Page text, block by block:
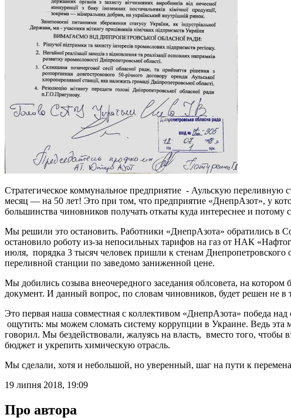
Стратегическое коммунальное предприятие - Аульскую переливную
месяц — на 50 лет! Это при том, что предприятие «ДнепрАзот», у
большинства чиновников получать откаты куда интереснее и потому
Мы решили это остановить. Работники «ДнепрАзота» обратились в
остановило роботу из-за непосильных тарифов на газ от НАК
июля, порядка 3 тысяч человек пришли к стенам Днепропетровского
переливной станции по заведомо заниженной цене.
Мы добились созыва внеочередного заседания облсовета, на
документ. И данный вопрос, по словам чиновников, будет решен не в
Это первая наша совместная с коллективом «ДнепрАзота» победа
ощутить: мы можем сломать систему коррупции в Украине. Ведь эта
говорил. Мы бездействовали, жалуясь на власть, вместо того, чтобы
бюджет и укрепить химическую отрасль.
Мы сделали, хотя и небольшой, но уверенный, шаг на пути к
19 липня 2018, 19:09
Про автора